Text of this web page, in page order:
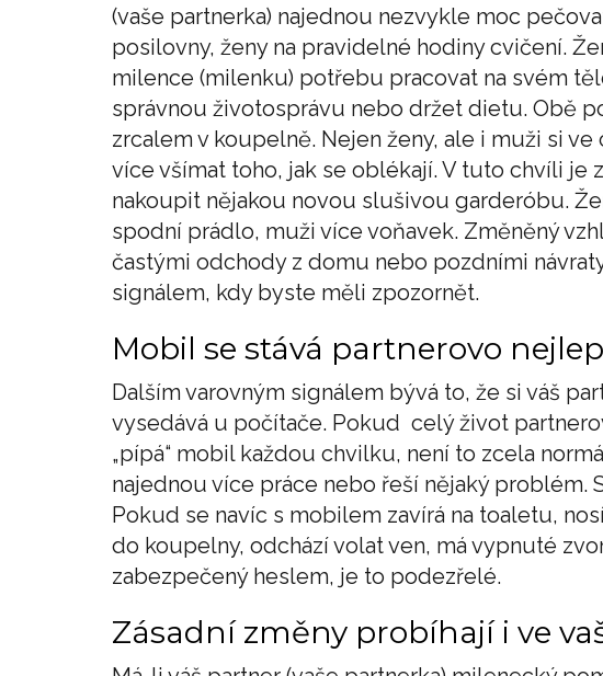
(vaše partnerka) najednou nezvykle moc
posilovny, ženy na pravidelné hodiny cvičení.
milence (milenku) potřebu pracovat na svém
správnou životosprávu nebo držet dietu. Obě
zrcalem v koupelně. Nejen ženy, ale i muži si
více všímat toho, jak se oblékají. V tuto chvíli je
nakoupit nějakou novou slušivou garderóbu.
spodní prádlo, muži více voňavek. Změněný
častými odchody z domu nebo pozdními
signálem, kdy byste měli zpozornět.
Mobil se stává partnerovo
Dalším varovným signálem bývá to, že si váš
vysedává u počítače. Pokud celý život
„pípá“ mobil každou chvilku, není to zcela
najednou více práce nebo řeší nějaký problém.
Pokud se navíc s mobilem zavírá na toaletu,
do koupelny, odchází volat ven, má vypnuté
zabezpečený heslem, je to podezřelé.
Zásadní změny probíhají i ve